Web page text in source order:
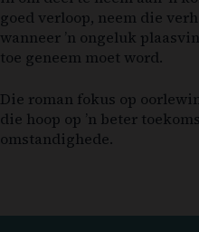
goed verloop, neem die
wanneer ’n ongeluk
toe geneem moet word.
Die roman fokus op
die hoop op ’n beter
omstandighede.